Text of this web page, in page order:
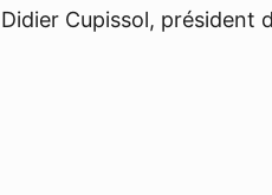
Didier Cupissol, président